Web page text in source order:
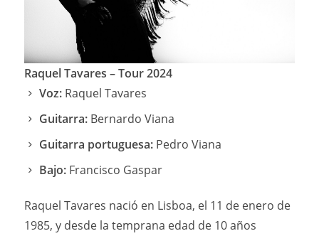
Raquel Tavares – Tour 2024
Voz: Raquel Tavares
Guitarra: Bernardo Viana
Guitarra portuguesa: Pedro Viana
Bajo: Francisco Gaspar
Raquel Tavares nació en Lisboa, el 11 de enero de
1985, y desde la temprana edad de 10 años